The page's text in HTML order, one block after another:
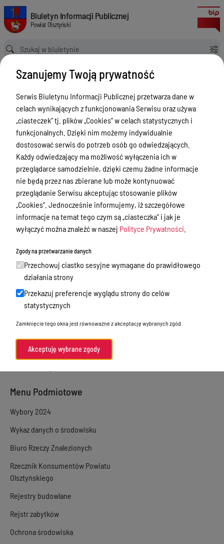
Zgłoszenia budowy 2024
Biuletyn Informacji Publicznej Powiat Olsztyński
Biuletyn Informacji Publicznej
Powiat Olsztyński
Ścieżka powrotu
Strona główna Rejestry budowlane Zgłoszenia budowy 2024
Rejestry budowlane
Menu Przedmiotowe
Kontakt i telefony w urzędzie
Ogłoszenia
Powiat Olsztyński
Rada Powiatu
Starostwo Powiatowe
Zbycie, użytkowanie wieczyste, najem,
dzierżawa, użyczenie
Sprawy załatwiane internetowo
Oświadczenia majątkowe
e-Puap/ e-Doręczenia
Akty prawne
Menu Podmiotowe
Wybory 2024
Wykaz danych o środowisku
Biuro Rzeczy Znalezionych
Rzecznik Konsumentów Powiatu
Olsztyńskiego
Rejestry budowlane
Rejstr zabytków
Ochrona środowiska
Szanujemy Twoją prywatność
Serwis Biuletynu Informacji Publicznej przetwarza dane w
celach wynikających z funkcjonowania Serwisu oraz używa
„ciasteczek” tj. plików „Cookies” w celach statystycznych i
funkcjonalnych. Dzięki nim możemy indywidualnie
dostosować serwis do potrzeb osób go odwiedzających.
Każdy odwiedzający ma możliwość wyłączenia ich w
przeglądarce samodzielnie, dzięki czemu żadne informacje
nie będą przez nas zbierane lub może kontynuować
przeglądanie Serwisu akceptując stosowanie plików
„Cookies”. Jednocześnie informujemy, iż szczegółowe
informacje na temat tego czym są „ciasteczka” i jak je
wyłączyć można znaleźć w naszej Polityce Prywatności
Zgody na przetwarzanie danych
Przechowuj ciastko sesyjne wymagane do prawidłowego
działania strony
Przekazuj preferencje wyglądu strony do celów
statystycznych
Zamknięcie tego okna jest równoważne z akceptację wybranych zgód.
Akceptuję wybrane zgody